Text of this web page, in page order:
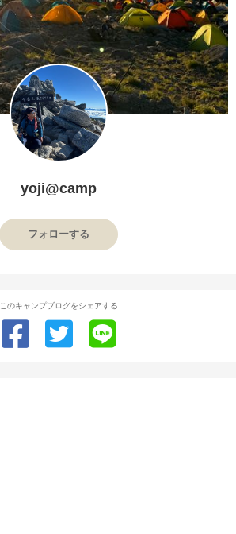
yoji@camp
フォローする
このキャンプブログをシェアする